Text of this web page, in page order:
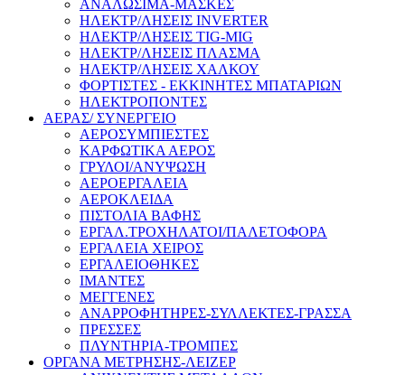
ΑΝΑΛΩΣΙΜΑ-ΜΑΣΚΕΣ
ΗΛΕΚΤΡ/ΛΗΣΕΙΣ INVERTER
ΗΛΕΚΤΡ/ΛΗΣΕΙΣ TIG-MIG
ΗΛΕΚΤΡ/ΛΗΣΕΙΣ ΠΛΑΣΜΑ
ΗΛΕΚΤΡ/ΛΗΣΕΙΣ ΧΑΛΚΟΥ
ΦΟΡΤΙΣΤΕΣ - ΕΚΚΙΝΗΤΕΣ ΜΠΑΤΑΡΙΩΝ
ΗΛΕΚΤΡΟΠΟΝΤΕΣ
ΑΕΡΑΣ/ ΣΥΝΕΡΓΕΙΟ
ΑΕΡΟΣΥΜΠΙΕΣΤΕΣ
ΚΑΡΦΩΤΙΚΑ ΑΕΡΟΣ
ΓΡΥΛΟΙ/ΑΝΥΨΩΣΗ
ΑΕΡΟΕΡΓΑΛΕΙΑ
ΑΕΡΟΚΛΕΙΔΑ
ΠΙΣΤΟΛΙΑ ΒΑΦΗΣ
ΕΡΓΑΛ.ΤΡΟΧΗΛΑΤΟΙ/ΠΑΛΕΤΟΦΟΡΑ
ΕΡΓΑΛΕΙΑ ΧΕΙΡΟΣ
ΕΡΓΑΛΕΙΟΘΗΚΕΣ
ΙΜΑΝΤΕΣ
ΜΕΓΓΕΝΕΣ
ΑΝΑΡΡΟΦΗΤΗΡΕΣ-ΣΥΛΛΕΚΤΕΣ-ΓΡΑΣΣΑ
ΠΡΕΣΣΕΣ
ΠΛΥΝΤΗΡΙΑ-ΤΡΟΜΠΕΣ
ΟΡΓΑΝΑ ΜΕΤΡΗΣΗΣ-ΛΕΙΖΕΡ